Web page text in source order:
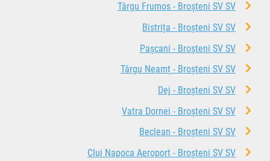
Târgu Frumos - Broșteni SV SV
Bistrița - Broșteni SV SV
Pașcani - Broșteni SV SV
Târgu Neamț - Broșteni SV SV
Dej - Broșteni SV SV
Vatra Dornei - Broșteni SV SV
Beclean - Broșteni SV SV
Cluj Napoca Aeroport - Broșteni SV SV